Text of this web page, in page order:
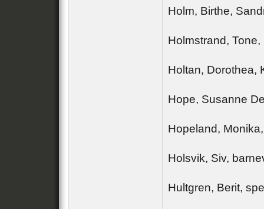
Holm, Birthe,
Holmstrand,
Holtan, Dorothea,
Hope, Susanne
Hopeland,
Holsvik, Siv,
Hultgren, Berit,